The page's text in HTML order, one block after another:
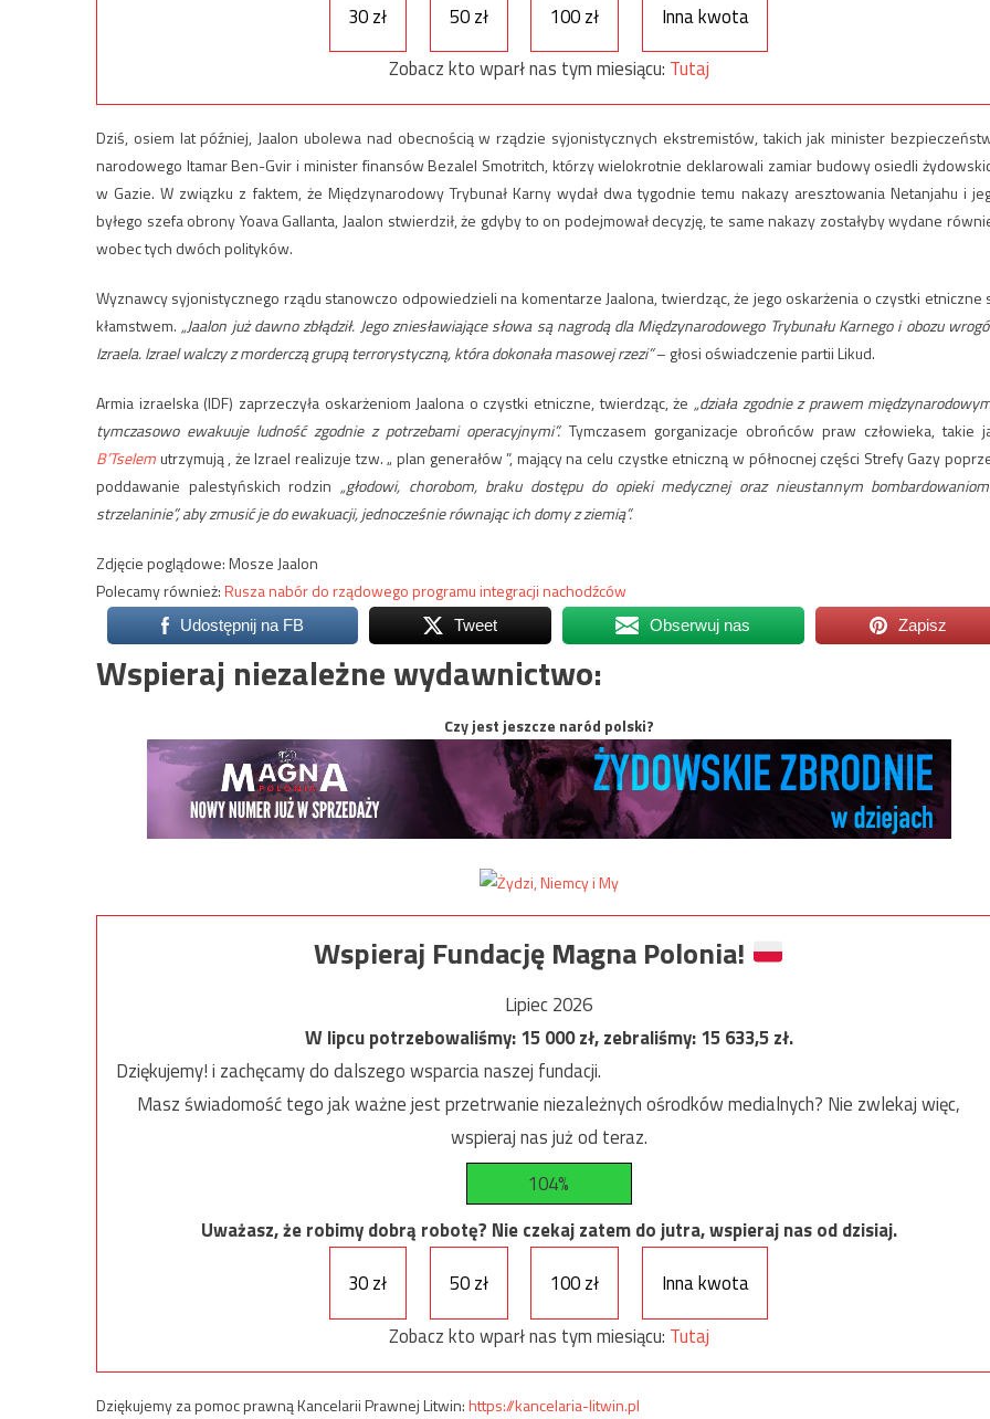
30 zł 50 zł 100 zł
Inna kwota
Zobacz kto wparł nas tym miesiącu: Tutaj
Dziś, osiem lat później, Jaalon ubolewa nad obecnością w rządzie syjonistycznych ekstremistów, takich jak minister
narodowego Itamar Ben-Gvir i minister finansów Bezalel Smotritch, którzy wielokrotnie deklarowali zamiar budowy osiedli
w Gazie. W związku z faktem, że Międzynarodowy Trybunał Karny wydał dwa tygodnie temu nakazy aresztowania Netanjahu i
byłego szefa obrony Yoava Gallanta, Jaalon stwierdził, że gdyby to on podejmował decyzję, te same nakazy zostałyby wydane
wobec tych dwóch polityków.
Wyznawcy syjonistycznego rządu stanowczo odpowiedzieli na komentarze Jaalona, ​​twierdząc, że jego oskarżenia o czystki etniczne
kłamstwem. „Jaalon już dawno zbłądził. Jego zniesławiające słowa są nagrodą dla Międzynarodowego Trybunału Karnego i obozu
Izraela. Izrael walczy z morderczą grupą terrorystyczną, która dokonała masowej rzezi”– głosi oświadczenie partii Likud.
Armia izraelska (IDF) zaprzeczyła oskarżeniom Jaalona o czystki etniczne, twierdząc, że „działa zgodnie z prawem
tymczasowo ewakuuje ludność zgodnie z potrzebami operacyjnymi”. Tymczasem gorganizacje obrońców praw człowieka, takie
B’Tselemutrzymują , że Izrael realizuje tzw. „ plan generałów ”, mający na celu czystke etniczną w północnej części Strefy Gazy
poddawanie palestyńskich rodzin „głodowi, chorobom, braku dostępu do opieki medycznej oraz nieustannym
strzelaninie”, aby zmusić je do ewakuacji, jednocześnie równając ich domy z ziemią”.
Zdjęcie poglądowe: Mosze Jaalon
Polecamy również:Rusza nabór do rządowego programu integracji nachodźców
Udostępnij na FB Tweet Obserwuj nas Zapisz
Wspieraj niezależne wydawnictwo:
Czy jest jeszcze naród polski?
Wspieraj Fundację Magna Polonia!
Lipiec 2026
W lipcu potrzebowaliśmy:15 000zł, zebraliśmy:15 633,5zł.
Dziękujemy! i zachęcamy do dalszego wsparcia naszej fundacji.
Masz świadomość tego jak ważne jest przetrwanie niezależnych ośrodków medialnych? Nie zwlekaj więc,
wspieraj nas już od teraz.
104%
Uważasz, że robimy dobrą robotę? Nie czekaj zatem do jutra, wspieraj nas od dzisiaj.
30 zł
50 zł 100 zł
Inna kwota
Zobacz kto wparł nas tym miesiącu: Tutaj
Dziękujemy za pomoc prawną Kancelarii Prawnej Litwin:https://kancelaria-litwin.pl